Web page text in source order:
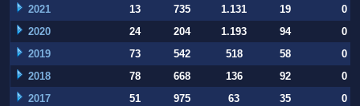
2021
13 735 1.131 19
0
2020
24 204 1.193 94
0
2019
73 542 518 58
0
2018
78 668 136 92
0
2017
51 975 63 35
0